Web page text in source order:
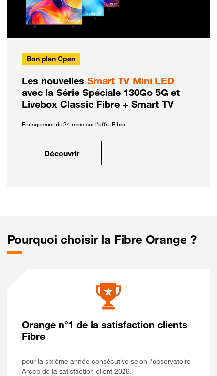
Bon plan Open
Les nouvelles Smart TV Mini LED
avec la Série Spéciale 130Go 5G et
Livebox Classic Fibre + Smart TV
Engagement de 24 mois sur l'offre Fibre
Découvrir
Pourquoi choisir la Fibre Orange ?
Orange n°1 de la satisfaction clients
Fibre
pour la sixième année consécutive selon l’observatoire
Arcep de la satisfaction client 2026.